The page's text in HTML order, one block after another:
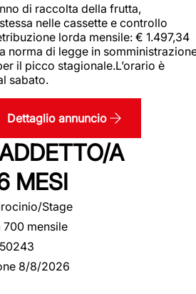
di raccolta della frutta,
nelle cassette e controllo
lorda mensile: € 1.497,34
norma di legge in
il picco stagionale.L’orario è
sabato.
Dettaglio annuncio
A
MESI
Stage
700 mensile
8/8/2026